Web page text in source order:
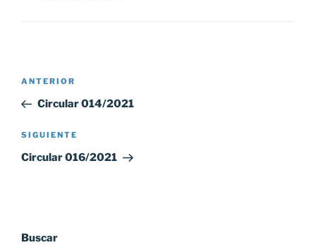
Navegación
entradas
Entrada
anterior:
ANTERIOR
Circular 014/2021
Siguiente
entrada
SIGUIENTE
Circular 016/2021
Buscar